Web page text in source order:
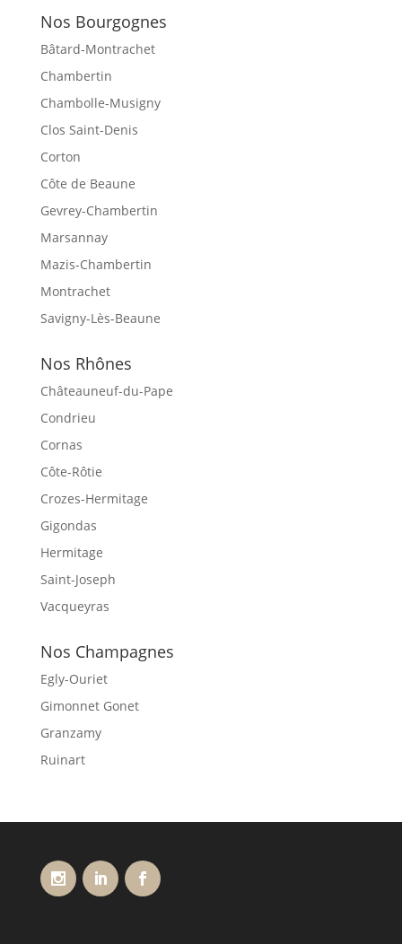
Nos Bourgognes
Bâtard-Montrachet
Chambertin
Chambolle-Musigny
Clos Saint-Denis
Corton
Côte de Beaune
Gevrey-Chambertin
Marsannay
Mazis-Chambertin
Montrachet
Savigny-Lès-Beaune
Nos Rhônes
Châteauneuf-du-Pape
Condrieu
Cornas
Côte-Rôtie
Crozes-Hermitage
Gigondas
Hermitage
Saint-Joseph
Vacqueyras
Nos Champagnes
Egly-Ouriet
Gimonnet Gonet
Granzamy
Ruinart